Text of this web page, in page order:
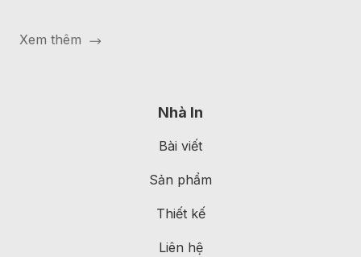
Xem thêm
Nhà In
Bài viết
Sản phẩm
Thiết kế
Liên hệ